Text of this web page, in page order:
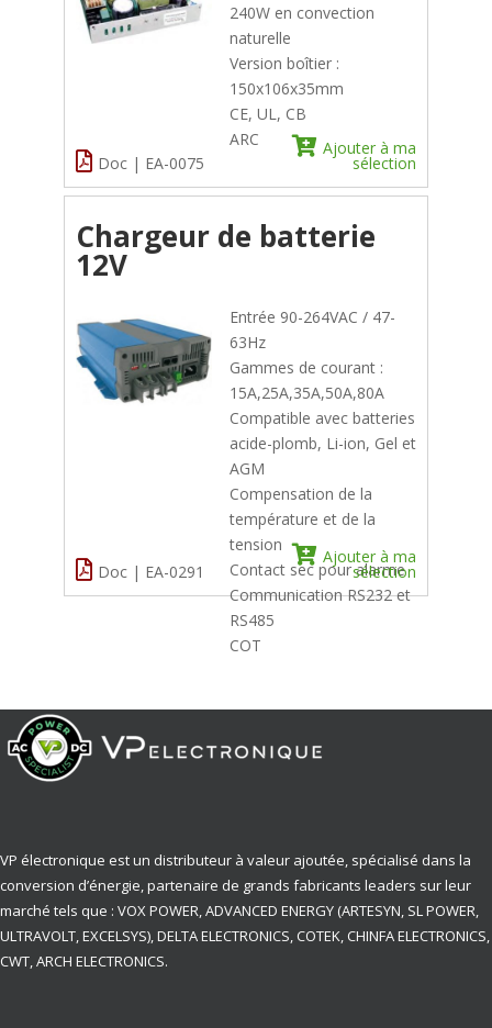
240W en convection
naturelle
Version boîtier :
150x106x35mm
CE, UL, CB
ARC
Ajouter à ma
sélection
Doc | EA-0075
Chargeur de batterie
12V
Entrée 90-264VAC / 47-
63Hz
Gammes de courant :
15A,25A,35A,50A,80A
Compatible avec batteries
acide-plomb, Li-ion, Gel et
AGM
Compensation de la
température et de la
tension
Contact sec pour alarme
Communication RS232 et
RS485
COT
Ajouter à ma
sélection
Doc | EA-0291
VP électronique est un distributeur à valeur ajoutée, spécialisé dans la
conversion d’énergie, partenaire de grands fabricants leaders sur leur
marché tels que : VOX POWER, ADVANCED ENERGY (ARTESYN, SL POWER,
ULTRAVOLT, EXCELSYS), DELTA ELECTRONICS, COTEK, CHINFA ELECTRONICS,
CWT, ARCH ELECTRONICS.